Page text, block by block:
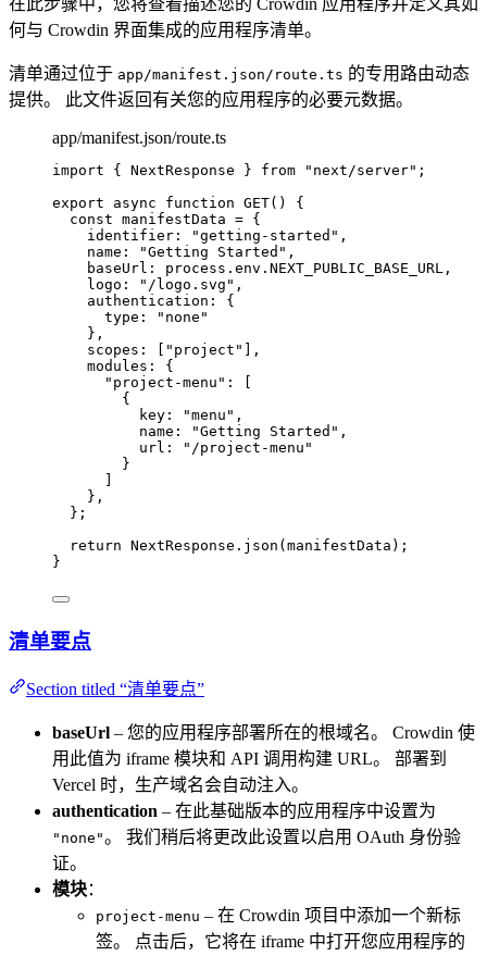
在此步骤中，您将查看描述您的 Crowdin 应用程序并定义其如
何与 Crowdin 界面集成的应用程序清单。
清单通过位于 app/manifest.json/route.ts 的专用路由动态
提供。 此文件返回有关您的应用程序的必要元数据。
app/manifest.json/route.ts
import { NextResponse } from " next/server" ;
export
async function GET()
{
const manifestData = {
identifier:
"getting-started " ,
name:
"Getting Started " ,
baseUrl: process . env . NEXT_PUBLIC_BASE_URL ,
logo:
" /logo.svg " ,
authentication: {
type:
" none "
} ,
scopes:
" project "
,
modules: {
" project-menu " :
{
key:
"menu " ,
name:
"Getting Started " ,
url:
" /project-menu "
}
} ,
} ;
return NextResponse . json (manifestData);
}
清单要点
Section titled “清单要点”
baseUrl – 您的应用程序部署所在的根域名。 Crowdin 使
用此值为 iframe 模块和 API 调用构建 URL。 部署到
Vercel 时，生产域名会自动注入。
authentication – 在此基础版本的应用程序中设置为
"none"。 我们稍后将更改此设置以启用 OAuth 身份验
证。
模块：
project-menu – 在 Crowdin 项目中添加一个新标
签。 点击后，它将在 iframe 中打开您应用程序的